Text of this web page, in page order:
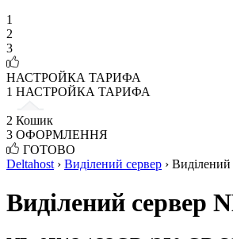
1
2
3
НАСТРОЙКА ТАРИФА
1 НАСТРОЙКА ТАРИФА
2 Кошик
3 ОФОРМЛЕННЯ
ГОТОВО
Deltahost › Виділений сервер ›
Виділений сервер